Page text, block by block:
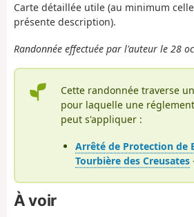
Carte détaillée utile (au minimum
présente description).
Randonnée effectuée par l'auteur le 28
Cette randonnée traverse
pour laquelle une
peut s'appliquer :
Arrêté de Protection de
Tourbière des Creusates
À voir